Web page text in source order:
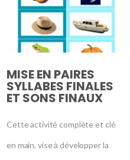
MISE EN PAIRES
SYLLABES FINALES
ET SONS FINAUX
Cette activité complète et clé
en main, vise à développer la